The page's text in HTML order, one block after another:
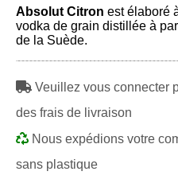
Absolut Citron est élaboré
vodka de grain distillée à
de la Suède.
Veuillez vous connecter
des frais de livraison
Nous expédions votre
sans plastique